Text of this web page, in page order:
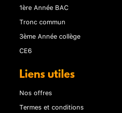
1ère Année BAC
Tronc commun
3ème Année collège
CE6
Liens utiles
Nos offres
Termes et conditions